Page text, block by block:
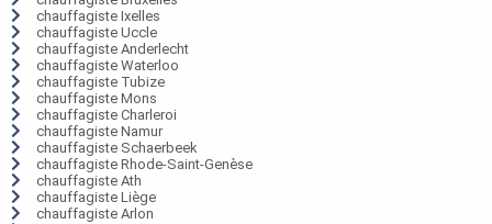
chauffagiste Ixelles
chauffagiste Uccle
chauffagiste Anderlecht
chauffagiste Waterloo
chauffagiste Tubize
chauffagiste Mons
chauffagiste Charleroi
chauffagiste Namur
chauffagiste Schaerbeek
chauffagiste Rhode-Saint-Genèse
chauffagiste Ath
chauffagiste Liège
chauffagiste Arlon